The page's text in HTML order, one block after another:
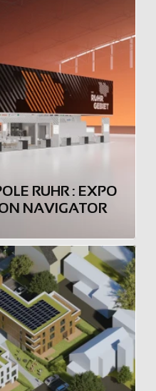
RUHR : EXPO
NAVIGATOR